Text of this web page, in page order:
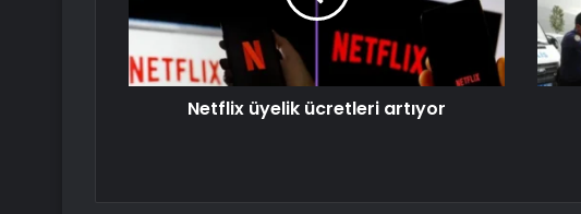
Netflix üyelik ücretleri artıyor